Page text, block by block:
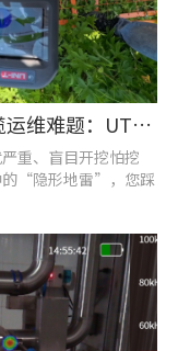
破解光伏直埋电缆运维难题：UT689B智能管线探测仪实测纪实
重、盲目开挖怕挖
“隐形地雷”，您踩